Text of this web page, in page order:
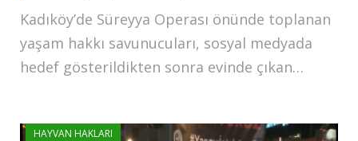
Kadıköy’de Süreyya Operası önünde toplanan
yaşam hakkı savunucuları, sosyal medyada
hedef gösterildikten sonra evinde çıkan…
HAYVAN HAKLARI